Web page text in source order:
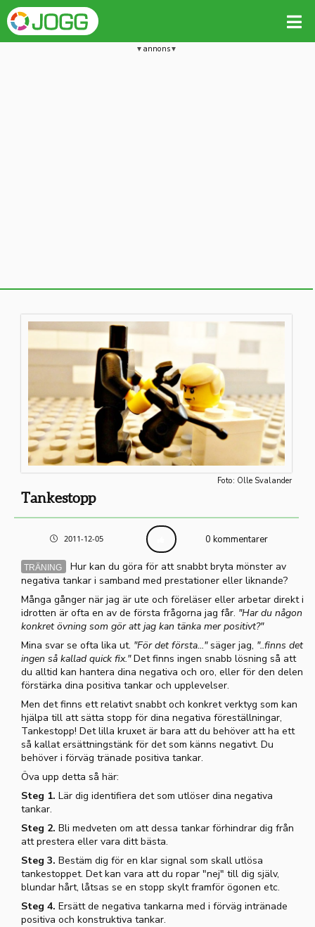
annons
Foto: Olle Svalander
Tankestopp
2011-12-05 0 kommentarer
TRÄNING
Hur kan du göra för att snabbt bryta mönster av
negativa tankar i samband med prestationer eller liknande?
Många gånger när jag är ute och föreläser eller arbetar direkt i
idrotten är ofta en av de första frågorna jag får. "Har du någon
konkret övning som gör att jag kan tänka mer positivt?"
Mina svar se ofta lika ut. "För det första..."säger jag, "..finns det
ingen så kallad quick fix."Det finns ingen snabb lösning så att
du alltid kan hantera dina negativa och oro, eller för den delen
förstärka dina positiva tankar och upplevelser.
Men det finns ett relativt snabbt och konkret verktyg som kan
hjälpa till att sätta stopp för dina negativa föreställningar,
Tankestopp! Det lilla kruxet är bara att du behöver att ha ett
så kallat ersättningstänk för det som känns negativt. Du
behöver i förväg tränade positiva tankar.
Öva upp detta så här:
Steg 1. Lär dig identifiera det som utlöser dina negativa
tankar.
Steg 2. Bli medveten om att dessa tankar förhindrar dig från
att prestera eller vara ditt bästa.
Steg 3. Bestäm dig för en klar signal som skall utlösa
tankestoppet. Det kan vara att du ropar "nej" till dig själv,
blundar hårt, låtsas se en stopp skylt framför ögonen etc.
Steg 4. Ersätt de negativa tankarna med i förväg intränade
positiva och konstruktiva tankar.